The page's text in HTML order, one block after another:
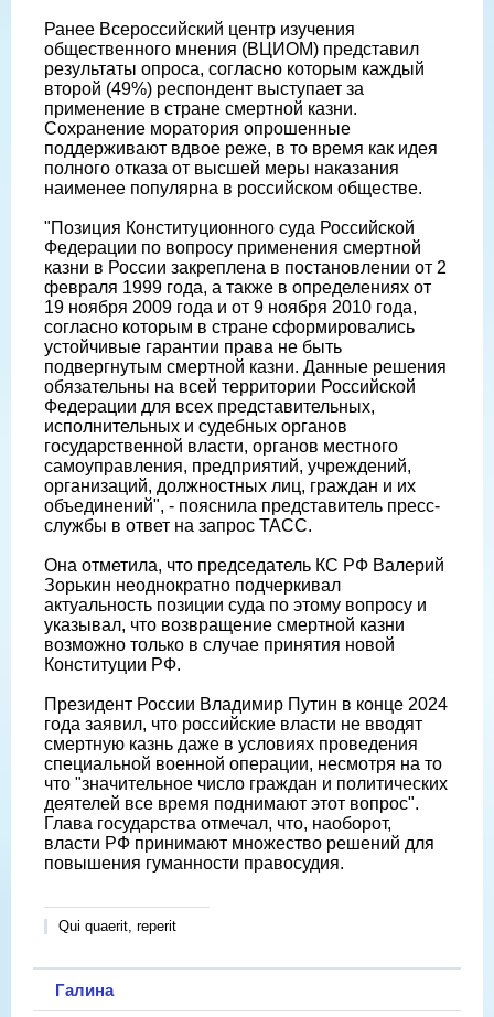
Ранее Всероссийский центр изучения
общественного мнения (ВЦИОМ) представил
результаты опроса, согласно которым каждый
второй (49%) респондент выступает за
применение в стране смертной казни.
Сохранение моратория опрошенные
поддерживают вдвое реже, в то время как идея
полного отказа от высшей меры наказания
наименее популярна в российском обществе.
"Позиция Конституционного суда Российской
Федерации по вопросу применения смертной
казни в России закреплена в постановлении от 2
февраля 1999 года, а также в определениях от
19 ноября 2009 года и от 9 ноября 2010 года,
согласно которым в стране сформировались
устойчивые гарантии права не быть
подвергнутым смертной казни. Данные решения
обязательны на всей территории Российской
Федерации для всех представительных,
исполнительных и судебных органов
государственной власти, органов местного
самоуправления, предприятий, учреждений,
организаций, должностных лиц, граждан и их
объединений", - пояснила представитель пресс-
службы в ответ на запрос ТАСС.
Она отметила, что председатель КС РФ Валерий
Зорькин неоднократно подчеркивал
актуальность позиции суда по этому вопросу и
указывал, что возвращение смертной казни
возможно только в случае принятия новой
Конституции РФ.
Президент России Владимир Путин в конце 2024
года заявил, что российские власти не вводят
смертную казнь даже в условиях проведения
специальной военной операции, несмотря на то
что "значительное число граждан и политических
деятелей все время поднимают этот вопрос".
Глава государства отмечал, что, наоборот,
власти РФ принимают множество решений для
повышения гуманности правосудия.
Qui quaerit, reperit
Галина